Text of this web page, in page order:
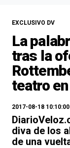
EXCLUSIVO DV
La
tras la
teatro
2017-08-18 10:10:00
diva de los
de una